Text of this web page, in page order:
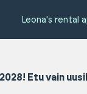
Leona's rental
Etu vain